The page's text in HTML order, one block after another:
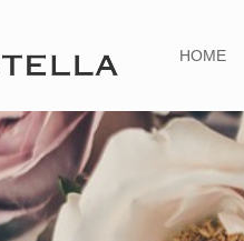
HOME